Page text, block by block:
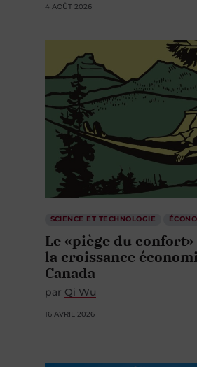
4 AOÛT 2026
SCIENCE ET TECHNOLOGIE
Le «piège du
la croissance
Canada
par Qi Wu
16 AVRIL 2026